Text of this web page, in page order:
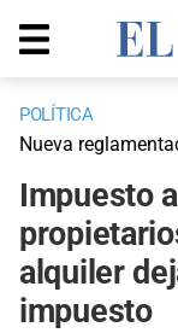
POLÍTICA
Nueva
Impuesto
alquiler
impuesto